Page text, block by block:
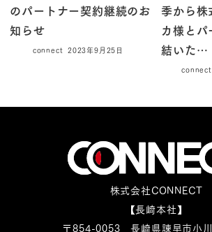
のパートナー契約継続のお
知らせ
connect 2023年9月25日
季から株
カ様と
結いた…
connect
株式会社CONNECT
【長崎本社】
〒854-0053 長崎県諫早市小